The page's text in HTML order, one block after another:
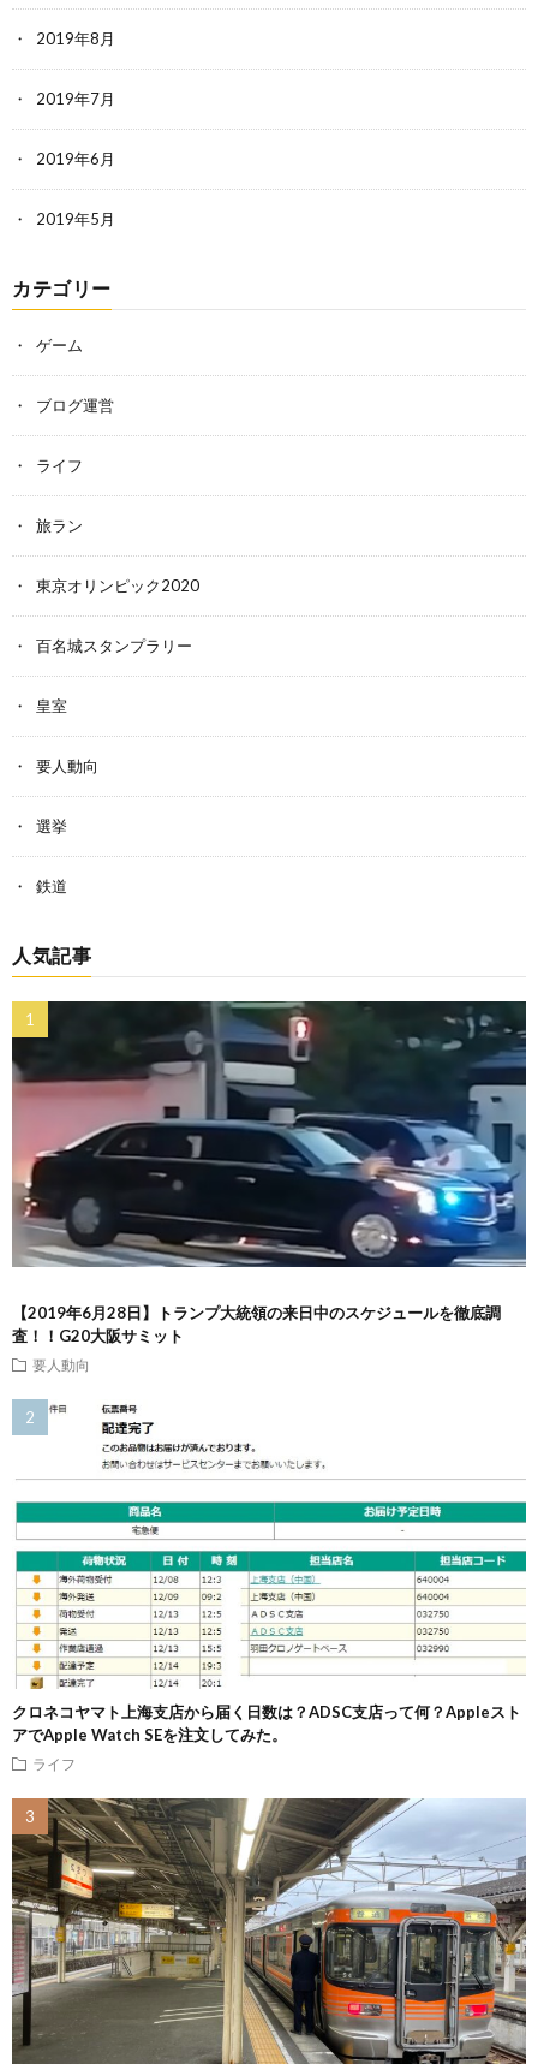
2019年8月
2019年7月
2019年6月
2019年5月
カテゴリー
ゲーム
ブログ運営
ライフ
旅ラン
東京オリンピック2020
百名城スタンプラリー
皇室
要人動向
選挙
鉄道
人気記事
【2019年6月28日】トランプ大統領の来日中のスケジュールを徹底調
査！！G20大阪サミット
要人動向
クロネコヤマト上海支店から届く日数は？ADSC支店って何？Appleスト
アでApple Watch SEを注文してみた。
ライフ